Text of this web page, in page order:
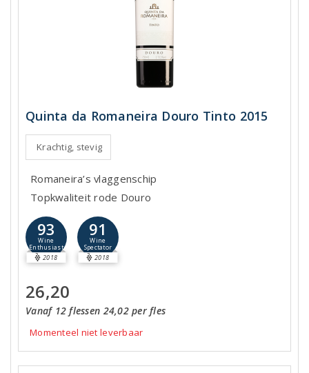
Quinta da Romaneira Douro Tinto 2015
Krachtig, stevig
Romaneira’s vlaggenschip
Topkwaliteit rode Douro
93
Wine
Enthusiast
2018
91
Wine
Spectator
2018
26,20
Vanaf 12 flessen 24,02 per fles
Momenteel niet leverbaar